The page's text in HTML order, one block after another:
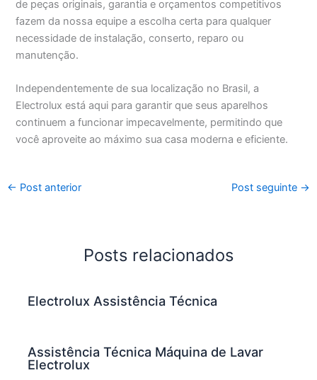
de peças originais, garantia e orçamentos competitivos
fazem da nossa equipe a escolha certa para qualquer
necessidade de instalação, conserto, reparo ou
manutenção.
Independentemente de sua localização no Brasil, a
Electrolux está aqui para garantir que seus aparelhos
continuem a funcionar impecavelmente, permitindo que
você aproveite ao máximo sua casa moderna e eficiente.
← Post anterior Post seguinte →
Posts relacionados
Electrolux Assistência Técnica
Assistência Técnica Máquina de Lavar
Electrolux